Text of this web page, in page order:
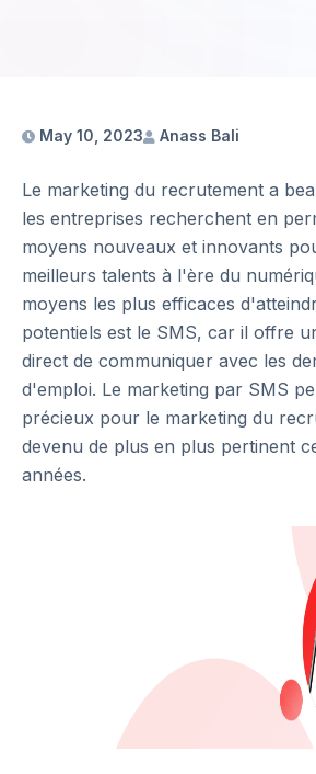
May 10, 2023 Anass Bali
Le marketing du recrutement a
les entreprises recherchent en
moyens nouveaux et innovants
meilleurs talents à l'ère du
moyens les plus efficaces
potentiels est le SMS, car il offre
direct de communiquer avec les
d'emploi. Le marketing par SMS
précieux pour le marketing du
devenu de plus en plus pertinent
années.